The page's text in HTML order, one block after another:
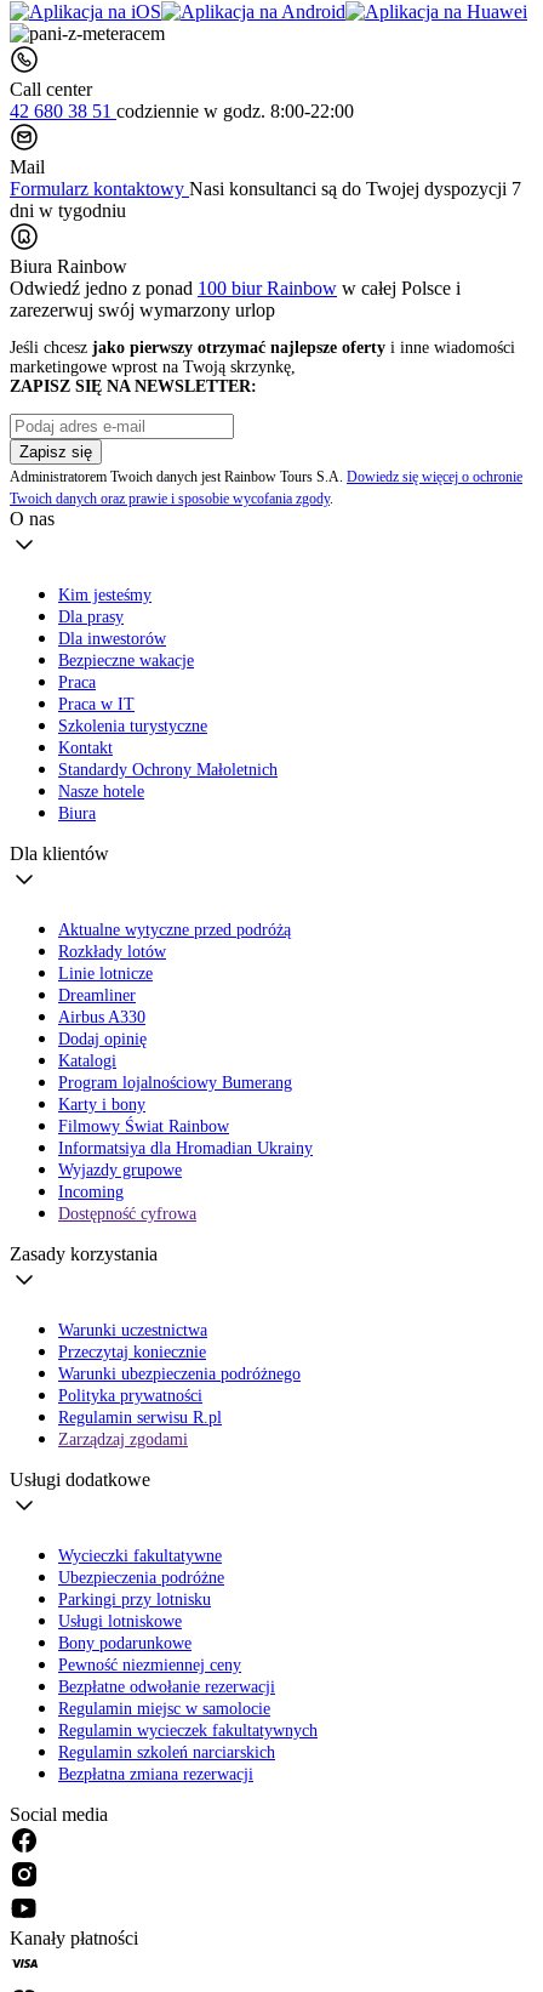
Call center
42 680 38 51 codziennie w godz. 8:00-22:00
Mail
Formularz kontaktowy Nasi konsultanci są do Twojej dyspozycji 7
dni w tygodniu
Biura Rainbow
Odwiedź jedno z ponad 100 biur Rainbow w całej Polsce i
zarezerwuj swój wymarzony urlop
Jeśli chcesz jako pierwszy otrzymać najlepsze oferty i inne wiadomości
marketingowe wprost na Twoją skrzynkę,
ZAPISZ SIĘ NA NEWSLETTER:
Zapisz się
Administratorem Twoich danych jest Rainbow Tours S.A. Dowiedz się więcej o ochronie
Twoich danych oraz prawie i sposobie wycofania zgody.
O nas
Kim jesteśmy
Dla prasy
Dla inwestorów
Bezpieczne wakacje
Praca
Praca w IT
Szkolenia turystyczne
Kontakt
Standardy Ochrony Małoletnich
Nasze hotele
Biura
Dla klientów
Aktualne wytyczne przed podróżą
Rozkłady lotów
Linie lotnicze
Dreamliner
Airbus A330
Dodaj opinię
Katalogi
Program lojalnościowy Bumerang
Karty i bony
Filmowy Świat Rainbow
Informatsiya dla Hromadian Ukrainy
Wyjazdy grupowe
Incoming
Dostępność cyfrowa
Zasady korzystania
Warunki uczestnictwa
Przeczytaj koniecznie
Warunki ubezpieczenia podróżnego
Polityka prywatności
Regulamin serwisu R.pl
Zarządzaj zgodami
Usługi dodatkowe
Wycieczki fakultatywne
Ubezpieczenia podróżne
Parkingi przy lotnisku
Usługi lotniskowe
Bony podarunkowe
Pewność niezmiennej ceny
Bezpłatne odwołanie rezerwacji
Regulamin miejsc w samolocie
Regulamin wycieczek fakultatywnych
Regulamin szkoleń narciarskich
Bezpłatna zmiana rezerwacji
Social media
Kanały płatności